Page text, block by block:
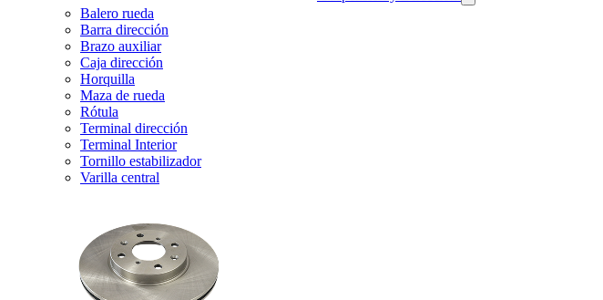
Balero rueda
Barra dirección
Brazo auxiliar
Caja dirección
Horquilla
Maza de rueda
Rótula
Terminal dirección
Terminal Interior
Tornillo estabilizador
Varilla central